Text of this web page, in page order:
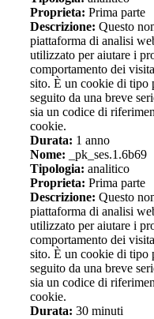
Proprieta: Prima parte
Descrizione: Questo
piattaforma di analisi
utilizzato per aiutare i
comportamento dei
sito. È un cookie di tipo
seguito da una breve
sia un codice di
cookie.
Durata: 1 anno
Nome: _pk_ses.1.6b69
Tipologia: analitico
Proprieta: Prima parte
Descrizione: Questo
piattaforma di analisi
utilizzato per aiutare i
comportamento dei
sito. È un cookie di tipo
seguito da una breve
sia un codice di
cookie.
Durata: 30 minuti